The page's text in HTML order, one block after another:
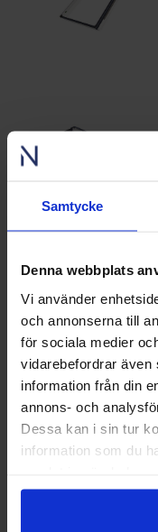
Samtycke
Denna webbplats
Vi använder
och annonserna till
för sociala medier
vidarebefordrar även
information från din
annons- och
Dessa kan i sin tur
information som du
Tre/aluminium -
takvinduer -
Takvinduer slipper inn
større rom. Passer for
vanlige vinduer ikke
Kundeservice